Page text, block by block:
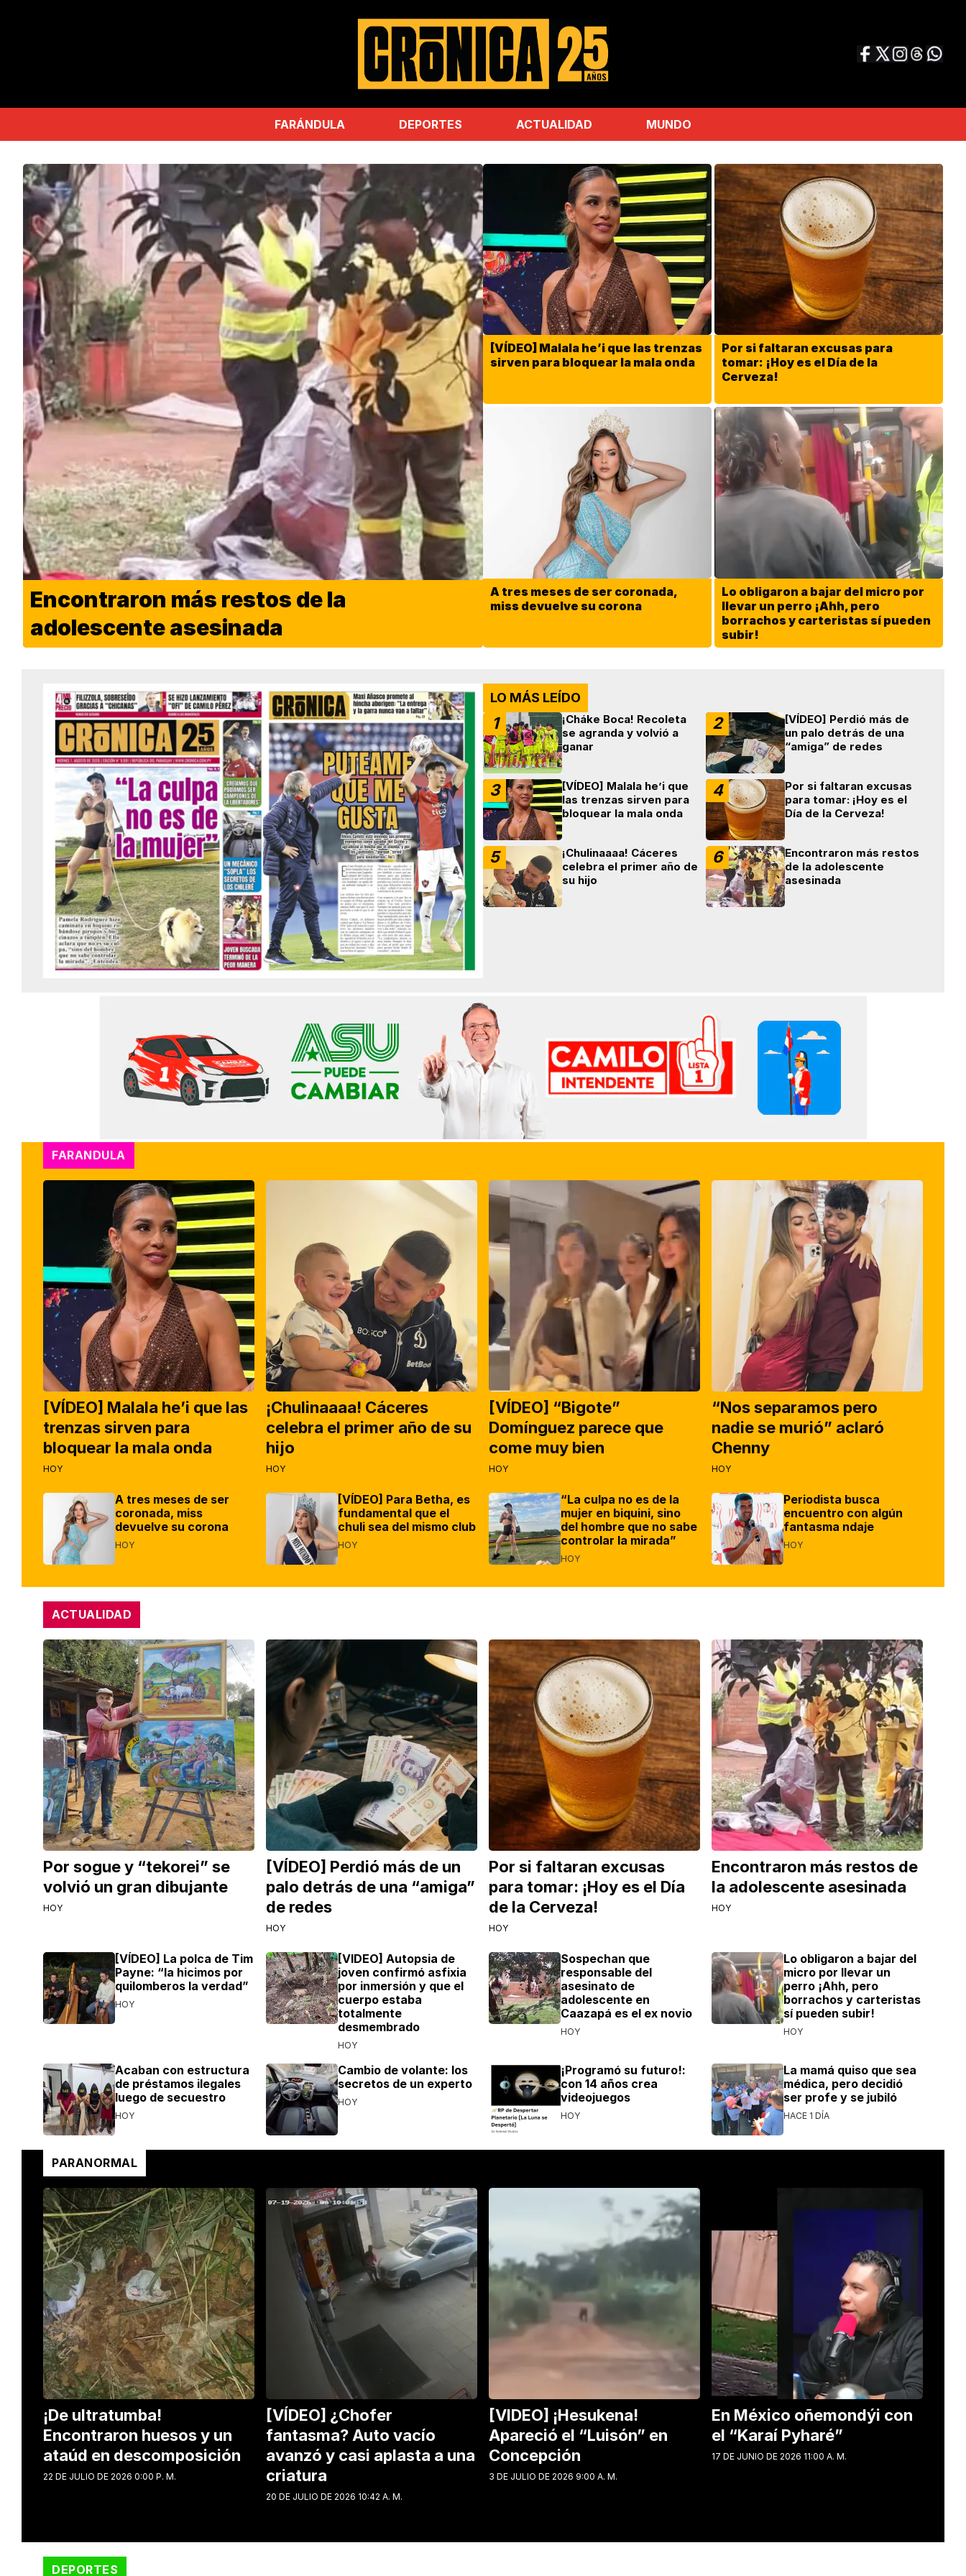
FARÁNDULA DEPORTES ACTUALIDAD MUNDO
Encontraron más restos de la
adolescente asesinada
[VÍDEO] Malala he’i que las trenzas
sirven para bloquear la mala onda
Por si faltaran excusas para
tomar: ¡Hoy es el Día de la
Cerveza!
A tres meses de ser coronada,
miss devuelve su corona
Lo obligaron a bajar del micro por
llevar un perro ¡Ahh, pero
borrachos y carteristas sí pueden
subir!
LO MÁS LEÍDO
1
¡Cháke Boca! Recoleta
se agranda y volvió a
ganar
2
[VÍDEO] Perdió más de
un palo detrás de una
“amiga” de redes
3
[VÍDEO] Malala he’i que
las trenzas sirven para
bloquear la mala onda
4
Por si faltaran excusas
para tomar: ¡Hoy es el
Día de la Cerveza!
5
¡Chulinaaaa! Cáceres
celebra el primer año de
su hijo
6
Encontraron más restos
de la adolescente
asesinada
FARANDULA
[VÍDEO] Malala he’i que las
trenzas sirven para
bloquear la mala onda
HOY
¡Chulinaaaa! Cáceres
celebra el primer año de su
hijo
HOY
[VÍDEO] “Bigote”
Domínguez parece que
come muy bien
HOY
“Nos separamos pero
nadie se murió” aclaró
Chenny
HOY
A tres meses de ser
coronada, miss
devuelve su corona
HOY
[VÍDEO] Para Betha, es
fundamental que el
chuli sea del mismo club
HOY
“La culpa no es de la
mujer en biquini, sino
del hombre que no sabe
controlar la mirada”
HOY
Periodista busca
encuentro con algún
fantasma ndaje
HOY
ACTUALIDAD
Por sogue y “tekorei” se
volvió un gran dibujante
HOY
[VÍDEO] Perdió más de un
palo detrás de una “amiga”
de redes
HOY
Por si faltaran excusas
para tomar: ¡Hoy es el Día
de la Cerveza!
HOY
Encontraron más restos de
la adolescente asesinada
HOY
[VÍDEO] La polca de Tim
Payne: “la hicimos por
quilomberos la verdad”
HOY
[VIDEO] Autopsia de
joven confirmó asfixia
por inmersión y que el
cuerpo estaba
totalmente
desmembrado
HOY
Sospechan que
responsable del
asesinato de
adolescente en
Caazapá es el ex novio
HOY
Lo obligaron a bajar del
micro por llevar un
perro ¡Ahh, pero
borrachos y carteristas
sí pueden subir!
HOY
Acaban con estructura
de préstamos ilegales
luego de secuestro
HOY
Cambio de volante: los
secretos de un experto
HOY
¡Programó su futuro!:
con 14 años crea
videojuegos
HOY
La mamá quiso que sea
médica, pero decidió
ser profe y se jubiló
HACE 1 DÍA
PARANORMAL
¡De ultratumba!
Encontraron huesos y un
ataúd en descomposición
22 DE JULIO DE 2026 0:00 P. M.
[VÍDEO] ¿Chofer
fantasma? Auto vacío
avanzó y casi aplasta a una
criatura
20 DE JULIO DE 2026 10:42 A. M.
[VIDEO] ¡Hesukena!
Apareció el “Luisón” en
Concepción
3 DE JULIO DE 2026 9:00 A. M.
En México oñemondýi con
el “Karaí Pyharé”
17 DE JUNIO DE 2026 11:00 A. M.
DEPORTES